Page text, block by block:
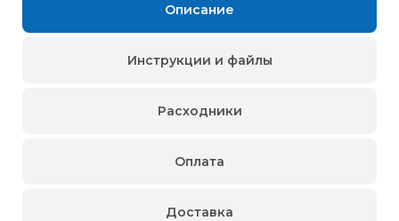
Описание
Инструкции и файлы
Расходники
Оплата
Доставка